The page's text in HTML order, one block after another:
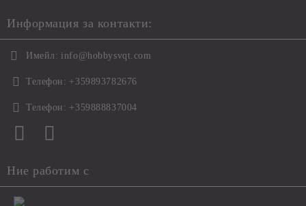
Информация за контакти:
Имейл: info@hobbysvqt.com
Телефон: +359893782676
Телефон: +359888837004
Ние работим с